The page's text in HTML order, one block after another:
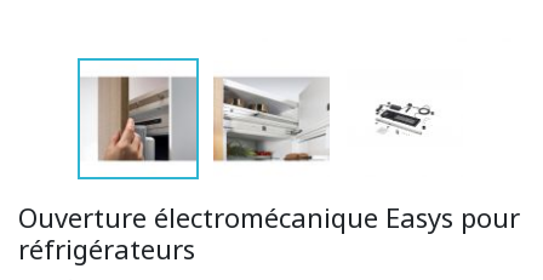
Ouverture électromécanique Easys pour
réfrigérateurs